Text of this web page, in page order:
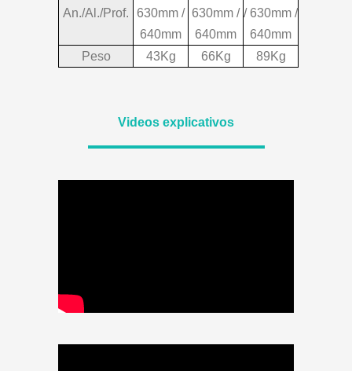
An./Al./Prof.
630mm /
640mm
630mm /
640mm
/ 630mm /
640mm
Peso
43Kg 66Kg 89Kg
Videos explicativos